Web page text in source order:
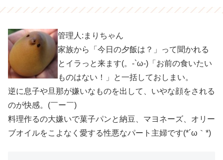
管理人:まりちゃん
家族から「今日の夕飯は？」って聞かれる
とイラっと来ます(。-`ω-)「お前の食いたい
ものはない！」と一括しておしまい。
逆に息子や旦那が嫌いなものを出して、いやな顔をされる
のが快感。(￣ー￣)
料理作るの大嫌いで菓子パンと納豆、マヨネーズ、オリー
ブオイルをこよなく愛する性悪なパート主婦です(*´ω｀*)